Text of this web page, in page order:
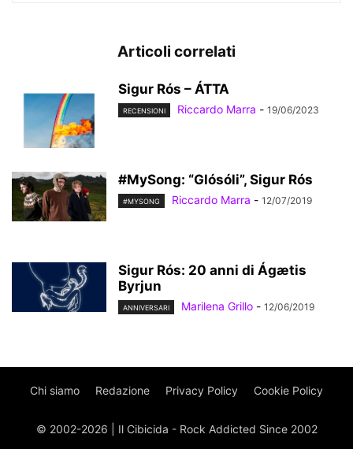
Articoli correlati
Sigur Rós – ÁTTA
RECENSIONI Riccardo Marra - 19/06/2023
#MySong: “Glósóli”, Sigur Rós
#MYSONG Riccardo Marra - 12/07/2019
Sigur Rós: 20 anni di Ágætis
Byrjun
ANNIVERSARI Marilena Grillo - 12/06/2019
Chi siamo Redazione Privacy Policy Cookie Policy
© 2002-2026 | Il Cibicida - Rock Addicted Since 2002